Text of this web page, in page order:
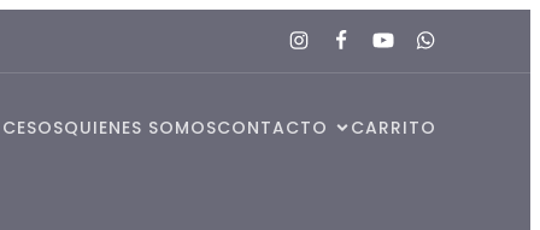
QUIENES SOMOSCONTACTO CARRITO